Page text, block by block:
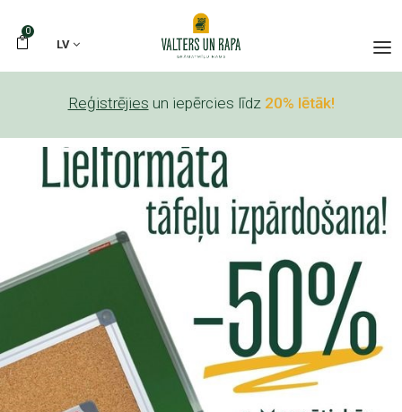
0
LV
Reģistrējies un iepērcies līdz 20% lētāk!